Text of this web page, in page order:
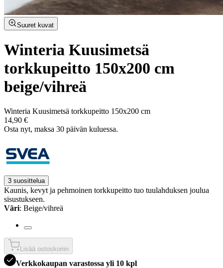
Suuret kuvat
Winteria Kuusimetsä
torkkupeitto 150x200 cm
beige/vihreä
Winteria Kuusimetsä torkkupeitto 150x200 cm
14,90 €
Osta nyt, ­maksa 30 päivän kuluessa.
3 suosittelua
Kaunis, kevyt ja pehmoinen torkkupeitto tuo tuulahduksen joulua
sisustukseen.
Väri: Beige/vihreä
Lisää ostoskoriin
Verkkokaupan varastossa yli 10 kpl